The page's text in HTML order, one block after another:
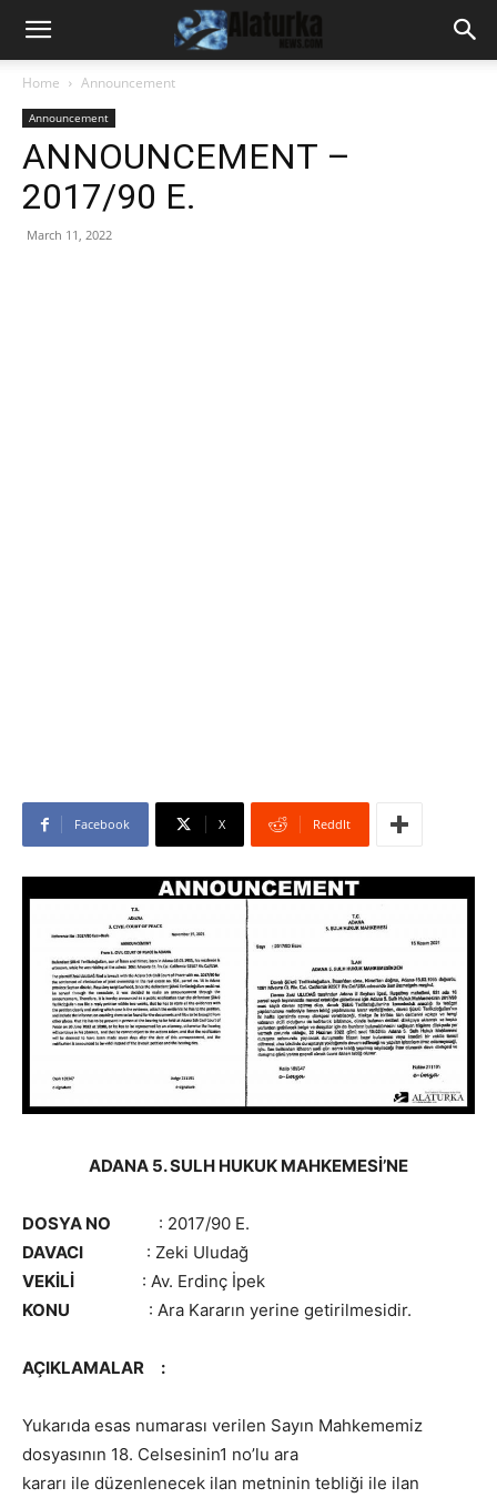
Home Announcement
Announcement
ANNOUNCEMENT –
2017/90 E.
March 11, 2022
Facebook X ReddIt
ADANA 5. SULH HUKUK MAHKEMESİ’NE
DOSYA NO
: 2017/90 E.
DAVACI
: Zeki Uludağ
VEKİLİ
: Av. Erdinç İpek
KONU
: Ara Kararın yerine getirilmesidir.
AÇIKLAMALAR :
Yukarıda esas numarası verilen Sayın Mahkememiz
dosyasının 18. Celsesinin1 no’lu ara
kararı ile düzenlenecek ilan metninin tebliği ile ilan